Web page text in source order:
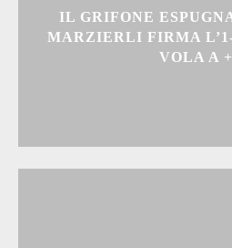
IL GRIFONE
MARZIERLI FIRMA
VOLA A